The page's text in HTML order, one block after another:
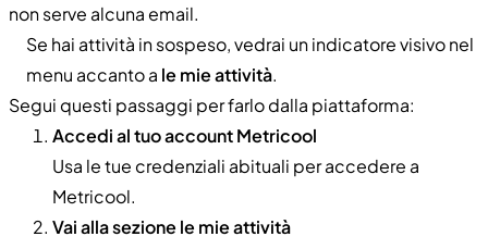
non serve alcuna email.
Se hai attività in sospeso, vedrai un indicatore visivo nel
menu accanto a le mie attività.
Segui questi passaggi per farlo dalla piattaforma:
Accedi al tuo account Metricool
Usa le tue credenziali abituali per accedere a
Metricool.
Vai alla sezione le mie attività